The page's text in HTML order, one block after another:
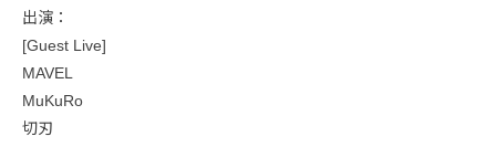
出演：
[Guest Live]
MAVEL
MuKuRo
切刃